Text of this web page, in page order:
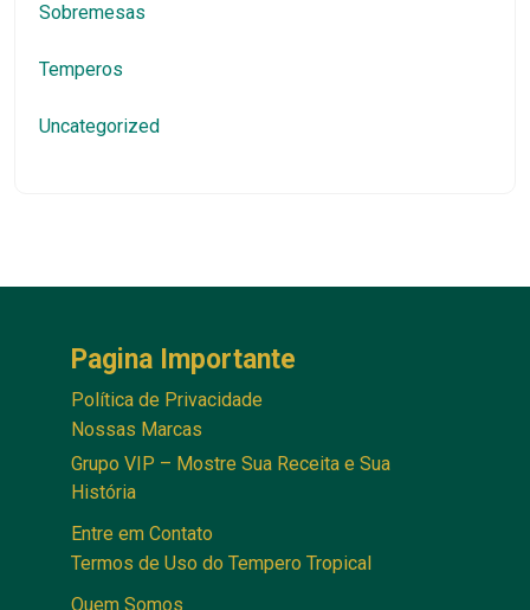
Sobremesas
Temperos
Uncategorized
Pagina Importante
Política de Privacidade
Nossas Marcas
Grupo VIP – Mostre Sua Receita e Sua
História
Entre em Contato
Termos de Uso do Tempero Tropical
Quem Somos